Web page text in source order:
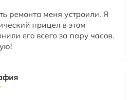
ремонта меня устроили. Я
прицел в этом
его всего за пару часов.